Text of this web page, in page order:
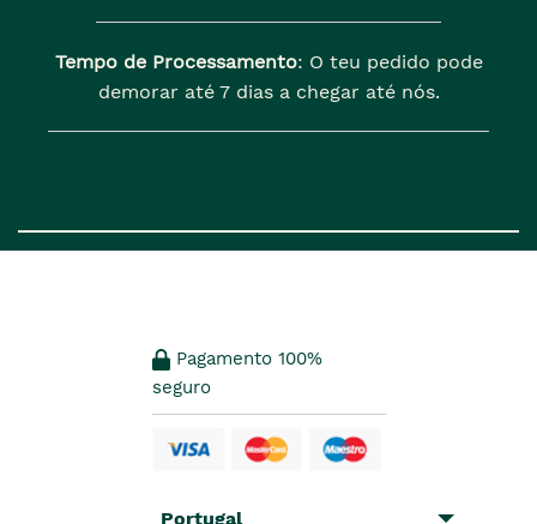
Tempo de Processamento: O teu pedido pode
demorar até 7 dias a chegar até nós.
Pagamento 100%
seguro
Portugal